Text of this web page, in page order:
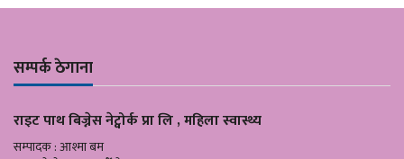
सम्पर्क ठेगाना
राइट पाथ बिज्नेस नेट्वोर्क प्रा लि , महिला स्वास्थ्य
सम्पादक : आश्मा बम